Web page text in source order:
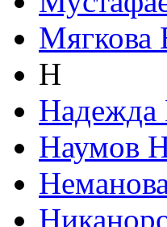
Мягкова
Н
Надежда
Наумов